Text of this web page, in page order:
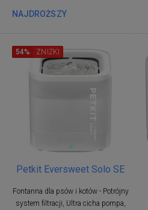
NAJDROŻSZY
Petkit Eversweet Solo SE
Fontanna dla psów i kotów - Potrójny
system filtracji, Ultra cicha pompa,
54% ZNIŻKI